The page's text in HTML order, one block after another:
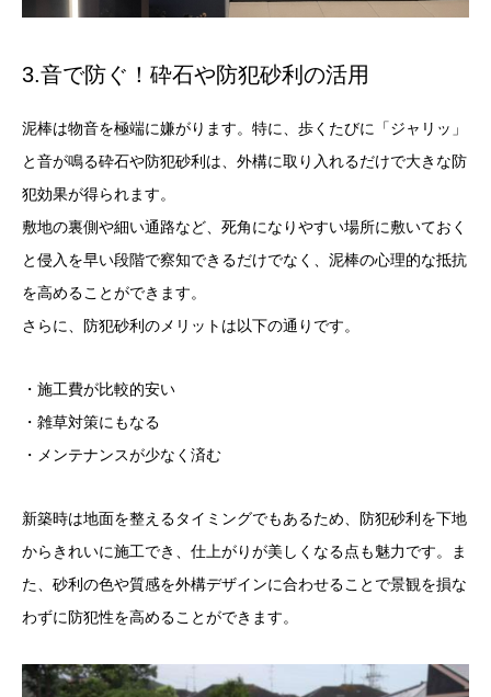
3.音で防ぐ！砕石や防犯砂利の活用
泥棒は物音を極端に嫌がります。特に、歩くたびに「ジャリッ」
と音が鳴る砕石や防犯砂利は、外構に取り入れるだけで大きな防
犯効果が得られます。
敷地の裏側や細い通路など、死角になりやすい場所に敷いておく
と侵入を早い段階で察知できるだけでなく、泥棒の心理的な抵抗
を高めることができます。
さらに、防犯砂利のメリットは以下の通りです。
・施工費が比較的安い
・雑草対策にもなる
・メンテナンスが少なく済む
新築時は地面を整えるタイミングでもあるため、防犯砂利を下地
からきれいに施工でき、仕上がりが美しくなる点も魅力です。ま
た、砂利の色や質感を外構デザインに合わせることで景観を損な
わずに防犯性を高めることができます。